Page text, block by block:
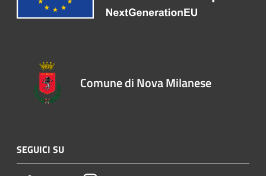
Comune di Nova Milanese
SEGUICI SU